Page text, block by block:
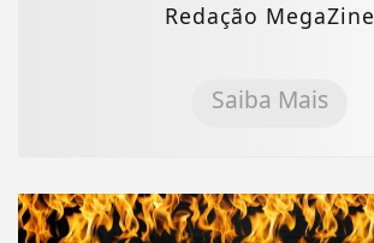
Redação MegaZine
Saiba Mais